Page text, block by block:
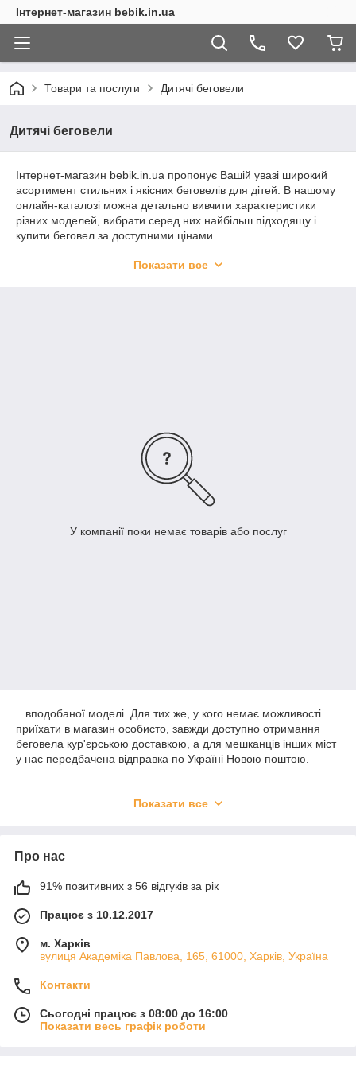
Інтернет-магазин bebik.in.ua
Товари та послуги Дитячі беговели
Дитячі беговели
Інтернет-магазин bebik.in.ua пропонує Вашій увазі широкий
асортимент стильних і якісних беговелів для дітей. В нашому
онлайн-каталозі можна детально вивчити характеристики
різних моделей, вибрати серед них найбільш підходящу і
купити беговел за доступними цінами.
зводить до нуля ймовірність покупки бракованого товару. Для
Показати все
У компанії поки немає товарів або послуг
...вподобаної моделі. Для тих же, у кого немає можливості
приїхати в магазин особисто, завжди доступно отримання
беговела кур'єрською доставкою, а для мешканців інших міст
у нас передбачена відправка по Україні Новою поштою.
Що таке беговел?
беговел нагадує велосипед, тільки без педалей. Для того,
щоб привести беговел в рух, необхідно сісти на сидіння і
відштовхнутися ногами від землі. А оскільки її поверхні при
їзді дитина торкається обома ступнями одночасно, впасти з
беговела дуже складно. Тому купити беговел будуть раді, в
першу чергу, батьки діточок, адже немає нічого важливішого
безпеки власної дитини.
до 16 дюймів. У багатьох сучасних моделей можна
відрегулювати сидіння і кермо по висоті, завдяки чому
використовувати цей транспорт можна досить довго. Знайти у
продажу сьогодні можна навіть моделі беговелів для 1-1,5-
Показати все
Про нас
91% позитивних з 56 відгуків за рік
Працює з 10.12.2017
м. Харків
вулиця Академіка Павлова, 165, 61000, Харків, Україна
Контакти
Сьогодні працює з 08:00 до 16:00
Показати весь графік роботи